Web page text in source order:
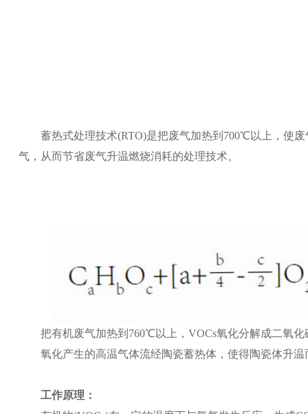
蓄热式处理技术(RTO)是把废气加热到700℃以上，使
气，从而节省废气升温燃烧消耗的处理技术。
把有机废气加热到760℃以上，VOCs氧化分解成二氧化
氧化产生的高温气体流经陶瓷蓄热体，使得陶瓷体升
工作原理：